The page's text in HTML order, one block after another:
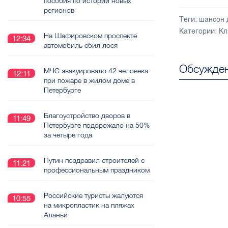
Теги: шансон
Категории:
регионов
12:34
На Шафировском проспекте
автомобиль сбил лося
12:11
МЧС эвакуировало 42 человека
при пожаре в жилом доме в
Петербурге
11:49
Благоустройство дворов в
Петербурге подорожало на 50%
за четыре года
11:21
Путин поздравил строителей с
профессиональным праздником
10:55
Российские туристы жалуются
на микропластик на пляжах
Аланьи